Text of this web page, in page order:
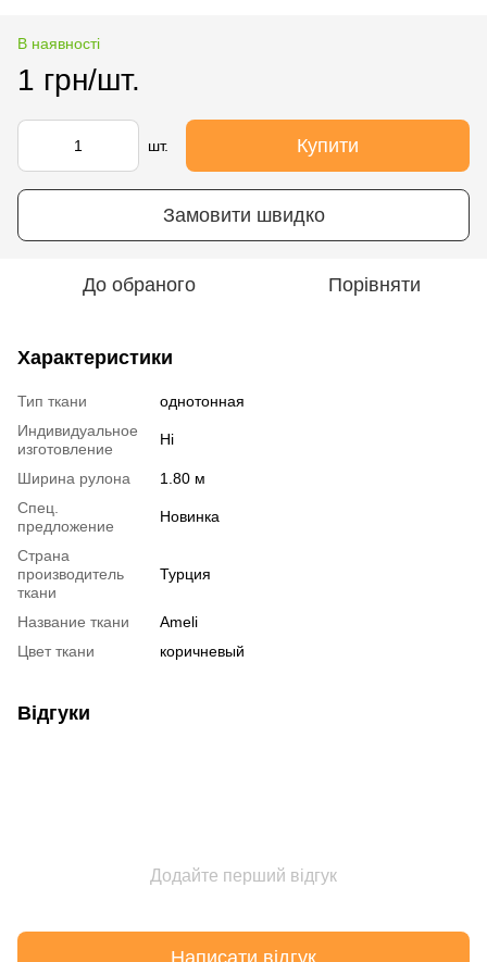
В наявності
1 грн/шт.
шт. Купити
Замовити швидко
До обраного Порівняти
Характеристики
Тип ткани
однотонная
Индивидуальное
изготовление
Ні
Ширина рулона
1.80 м
Спец.
предложение
Новинка
Страна
производитель
ткани
Турция
Название ткани
Ameli
Цвет ткани
коричневый
Відгуки
Додайте перший відгук
Написати відгук